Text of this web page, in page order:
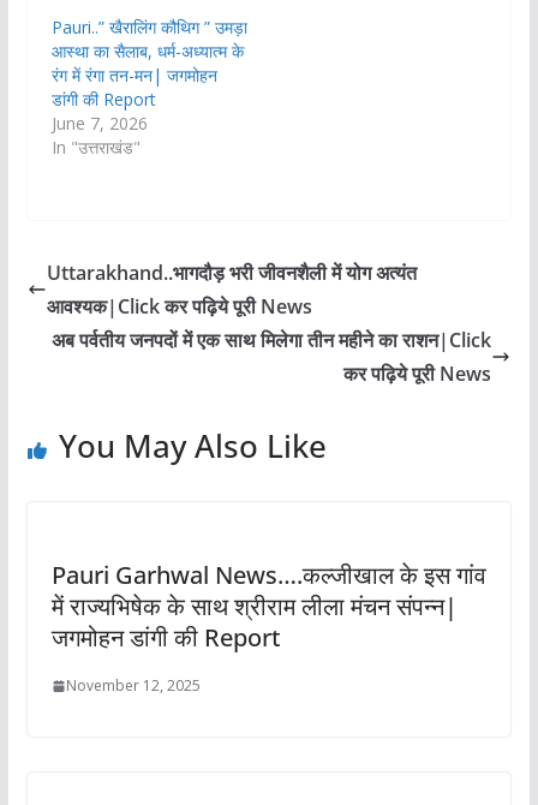
Pauri..” खैरालिंग कौथिग ” उमड़ा
आस्था का सैलाब, धर्म-अध्यात्म के
रंग में रंगा तन-मन| जगमोहन
डांगी की Report
June 7, 2026
In "उत्तराखंड"
Uttarakhand..भागदौड़ भरी जीवनशैली में योग अत्यंत
आवश्यक|Click कर पढ़िये पूरी News
अब पर्वतीय जनपदों में एक साथ मिलेगा तीन महीने का राशन|Click
कर पढ़िये पूरी News
You May Also Like
Pauri Garhwal News….कल्जीखाल के इस गांव
में राज्यभिषेक के साथ श्रीराम लीला मंचन संपन्न|
जगमोहन डांगी की Report
November 12, 2025